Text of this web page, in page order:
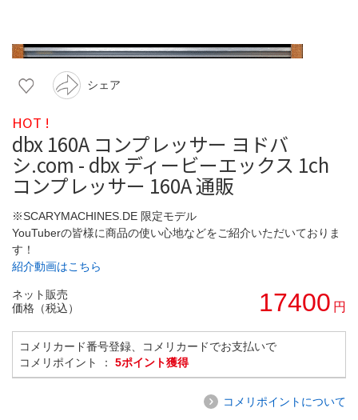
シェア
HOT !
dbx 160A コンプレッサー ヨドバ
シ.com - dbx ディービーエックス 1ch
コンプレッサー 160A 通販
※SCARYMACHINES.DE 限定モデル
YouTuberの皆様に商品の使い心地などをご紹介いただいておりま
す！
紹介動画はこちら
ネット販売
価格（税込）
17400 円
コメリカード番号登録、コメリカードでお支払いで
コメリポイント ： 5ポイント獲得
コメリポイントについて